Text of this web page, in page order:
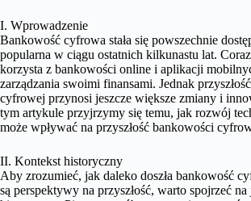
I. Wprowadzenie
Bankowość cyfrowa stała się powszechnie
popularna w ciągu ostatnich kilkunastu lat.
korzysta z bankowości online i aplikacji
zarządzania swoimi finansami. Jednak
cyfrowej przynosi jeszcze większe zmiany i
tym artykule przyjrzymy się temu, jak rozwój
może wpływać na przyszłość bankowości
II. Kontekst historyczny
Aby zrozumieć, jak daleko doszła bankowość
są perspektywy na przyszłość, warto spojrzeć